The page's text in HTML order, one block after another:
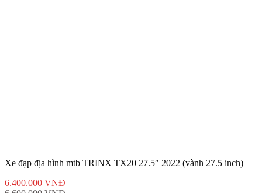
Xe đạp địa hình mtb TRINX TX20 27.5″ 2022 (vành 27.5 inch)
6.400.000 VNĐ